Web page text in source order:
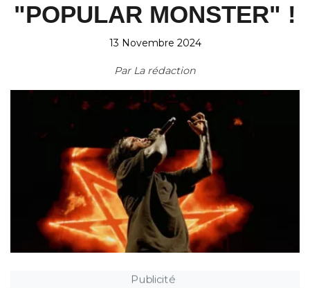
"POPULAR MONSTER" !
13 Novembre 2024
Par La rédaction
Publicité